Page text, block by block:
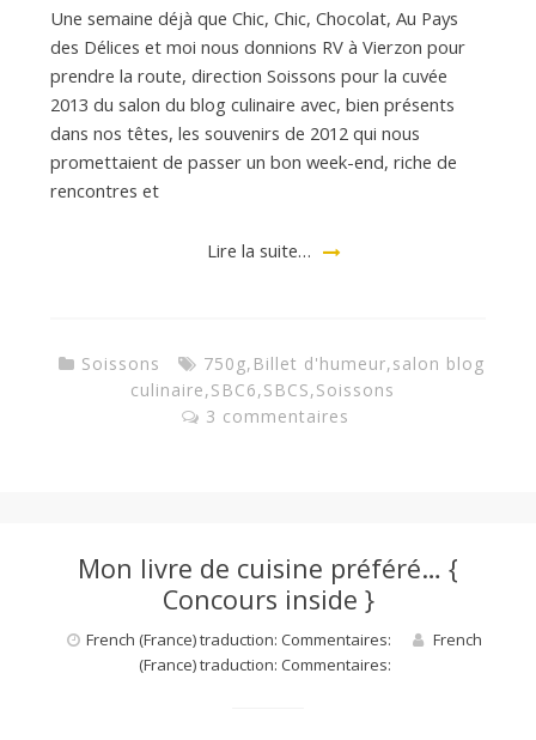
Une semaine déjà que Chic, Chic, Chocolat, Au Pays
des Délices et moi nous donnions RV à Vierzon pour
prendre la route, direction Soissons pour la cuvée
2013 du salon du blog culinaire avec, bien présents
dans nos têtes, les souvenirs de 2012 qui nous
promettaient de passer un bon week-end, riche de
rencontres et
Lire la suite…
Soissons 750g, Billet d'humeur,salon blog
culinaire,SBC6,SBCS,Soissons
3 commentaires
Mon livre de cuisine préféré… {
Concours inside }
French (France) traduction: Commentaires:
French
(France) traduction: Commentaires: